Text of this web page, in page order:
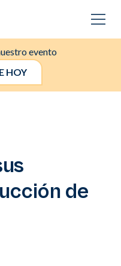
evento
HOY
de